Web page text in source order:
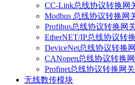
CC-Link总线协议转换网
Modbus 总线协议转换网
Profibus总线协议转换网
EtherNET/IP总线协议转
DeviceNet总线协议转换
CANopen总线协议转换
Profinet总线协议转换网
无线数传模块